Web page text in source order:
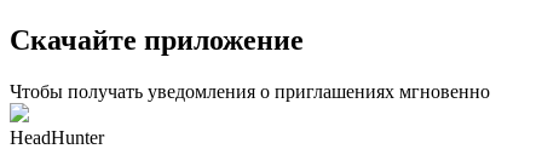
Скачайте приложение
Чтобы получать уведомления о приглашениях мгновенно
HeadHunter